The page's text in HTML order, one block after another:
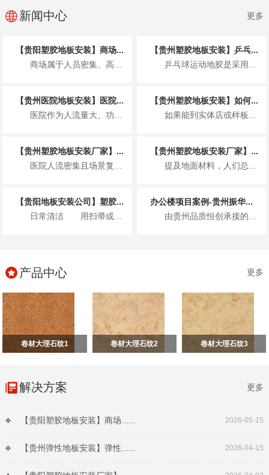
新闻中心 更多
【贵阳塑胶地板安装】商场...
商场属于人员密集、高频使用的公共商业空间，塑胶地板的安装不仅要满足美观整洁的展...
【贵州塑胶地板安装】乒乓...
乒乓球运动地胶是采用聚乙烯材料专门为运动场地开发的一种地板，具体来说就是以聚氯...
【贵州医院地板安装】医院...
医院作为人流量大、功能分区复杂、卫生要求非常高的特殊场所，地板安装并非简单铺装...
【贵州塑胶地板安装】如何...
如果能到实体店或样板间，可通过 2 个小测试快速判断，比看参数更直观： “沾水...
【贵州塑胶地板安装厂家】...
医院人流密集且场景复杂，塑胶地板因适配医疗需求成为主流地面材料，其基本要求围绕...
【贵州塑胶地板安装厂家】...
提及地面材料，人们总在实木与瓷砖间徘徊，却忽略了一款早已完成技术迭代、打破固有...
【贵阳地板安装公司】塑胶...
日常清洁 用扫帚或吸尘器清除表面灰尘...
办公楼项目案例-贵州振华...
由贵州品质恒创承接的贵州振华风光半导体股份有限公司新办公楼项目地面高级弹性地材...
产品中心 更多
卷材大理石纹1 卷材大理石纹2 卷材大理石纹3
解决方案 更多
【贵阳塑胶地板安装】商场...... 2026-05-15
【贵州弹性地板安装】弹性...... 2026-04-15